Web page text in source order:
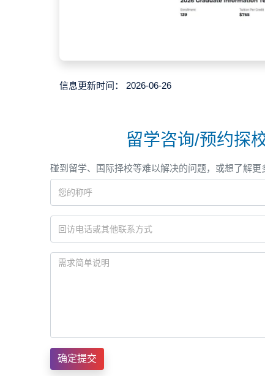
信息更新时间： 2026-06-26
留学咨询/预约探
碰到留学、国际择校等难以解决的问题，或想了解更